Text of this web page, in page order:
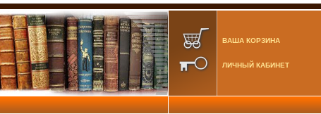
ВАША КОРЗИНА
ЛИЧНЫЙ КАБИНЕТ